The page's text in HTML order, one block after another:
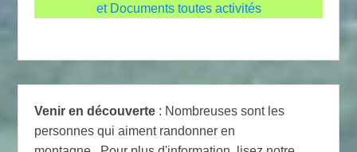
et Documents toutes activités
Venir en découverte : Nombreuses sont les
personnes qui aiment randonner en